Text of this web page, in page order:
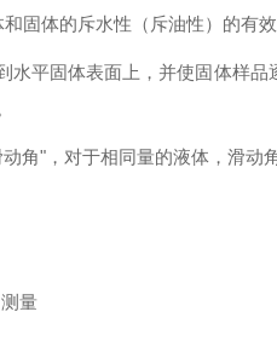
固体的斥水性（斥油性）的有效
水平固体表面上，并使固体样
角"，对于相同量的液体，滑动